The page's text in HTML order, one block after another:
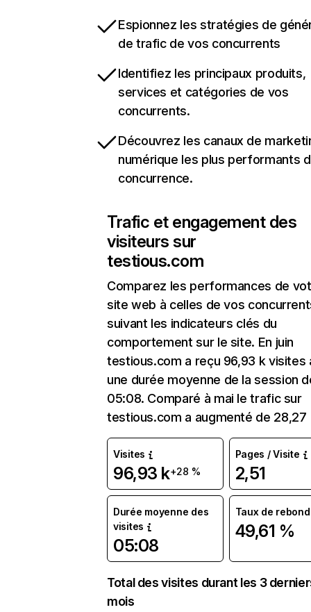
Espionnez les stratégies de
de trafic de vos concurrents
Identifiez les principaux produits,
services et catégories de vos
concurrents.
Découvrez les canaux de
numérique les plus performants
concurrence.
Trafic et engagement des
visiteurs sur
testious.com
Comparez les performances de
site web à celles de vos
suivant les indicateurs clés du
comportement sur le site. En juin
testious.com a reçu 96,93 k visites
une durée moyenne de la session
05:08. Comparé à mai le trafic sur
testious.com a augmenté de 28,27
Visites
96,93 k+28 %
Pages / Visite
2,51
Durée moyenne des
visites
05:08
Taux de rebond
49,61 %
Total des visites durant les 3
mois